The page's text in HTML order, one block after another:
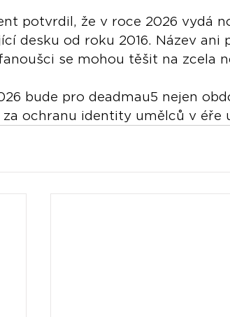
potvrdil, že v roce 2026 vydá
desku od roku 2016. Název ani
se mohou těšit na zcela
bude pro deadmau5 nejen
ochranu identity umělců v éře